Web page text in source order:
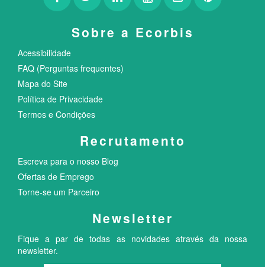
Sobre a Ecorbis
Acessibilidade
FAQ (Perguntas frequentes)
Mapa do Site
Política de Privacidade
Termos e Condições
Recrutamento
Escreva para o nosso Blog
Ofertas de Emprego
Torne-se um Parceiro
Newsletter
Fique a par de todas as novidades através da nossa
newsletter.